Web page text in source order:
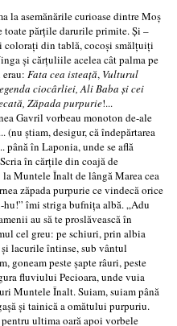
la asemănările curioase dintre Moş
toate părţile darurile primite. Şi –
coloraţi din tablă, cocoşi smălţuiţi
şi cărţuliile acelea cât palma pe
erau: Fata cea isteaţă, Vulturul
ciocârliei, Ali Baba şi cei
Zăpada purpurie!...
Gavril vorbeau monoton de-ale
(nu ştiam, desigur, că îndepărtarea
până în Laponia, unde se află
în cărţile din coajă de
Muntele Înalt de lângă Marea cea
zăpada purpurie ce vindecă orice
îmi striga bufniţa albă. „Adu
au să te proslăvească în
cel greu: pe schiuri, prin albia
lacurile întinse, sub vântul
goneam peste şapte râuri, peste
fluviului Pecioara, unde vuia
Muntele Înalt. Suiam, suiam până
şi tainică a omătului purpuriu.
ultima oară apoi vorbele